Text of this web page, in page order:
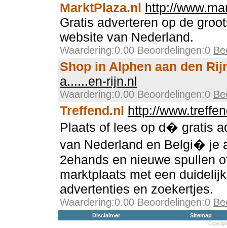
MarktPlaza.nl http://
Gratis adverteren op de
website van Nederland.
Waardering:0.00 Beoordelingen:0
Shop in Alphen aan den
a......en-rijn.nl
Waardering:0.00 Beoordelingen:0
Treffend.nl http://
Plaats of lees op d� gratis
van Nederland en Belgi� je
2ehands en nieuwe spullen
marktplaats met een
advertenties en zoekertjes.
Waardering:0.00 Beoordelingen:0
Disclaimer Sitemap